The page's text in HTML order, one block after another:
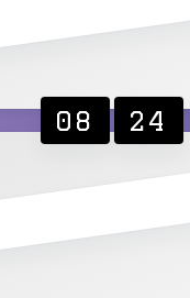
08 24